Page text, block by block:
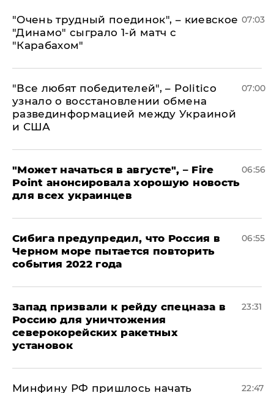
"Очень трудный поединок", – киевское
"Динамо" сыграло 1-й матч с
"Карабахом"
07:03
​"Все любят победителей", – Politico
узнало о восстановлении обмена
развединформацией между Украиной
и США
07:00
"Может начаться в августе", – Fire
Point анонсировала хорошую новость
для всех украинцев
06:56
Сибига предупредил, что Россия в
Черном море пытается повторить
события 2022 года
06:55
Запад призвали к рейду спецназа в
Россию для уничтожения
северокорейских ракетных
установок
23:31
Минфину РФ пришлось начать
22:47